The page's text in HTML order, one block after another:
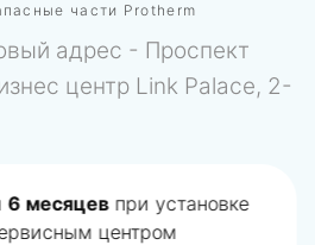
части Protherm
адрес - Проспект
центр Link Palace, 2-
6 месяцевпри установке
центром